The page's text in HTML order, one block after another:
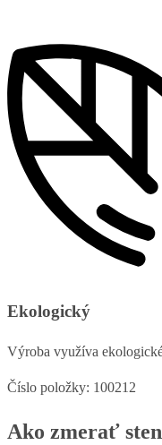
Ekologický
Výroba využíva
Číslo položky: 100212
Ako zmerať